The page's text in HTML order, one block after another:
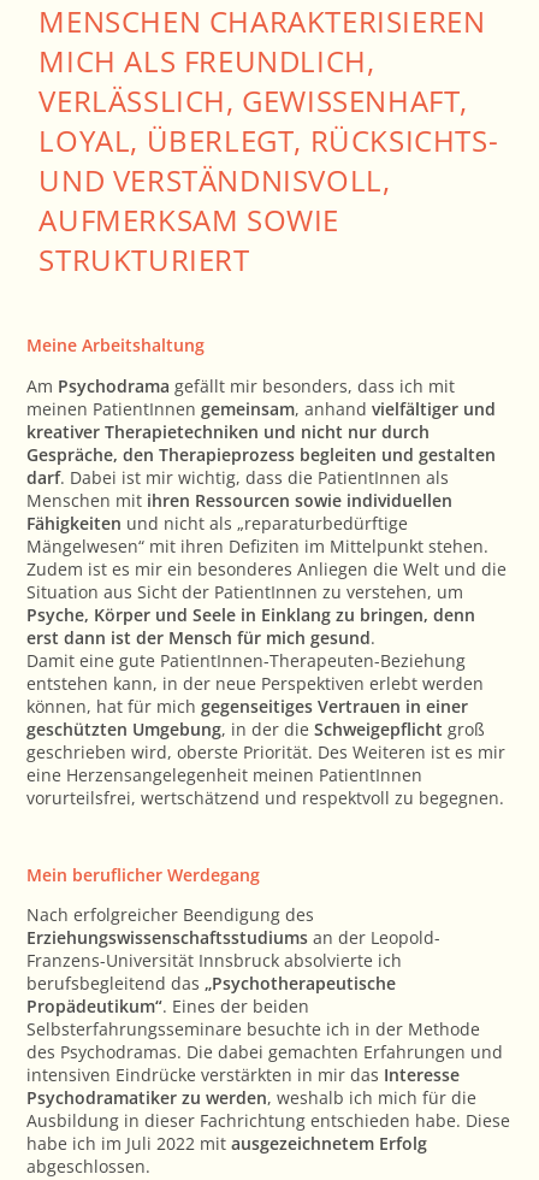
MENSCHEN CHARAKTERISIEREN
MICH ALS FREUNDLICH,
VERLÄSSLICH, GEWISSENHAFT,
LOYAL, ÜBERLEGT, RÜCKSICHTS-
UND VERSTÄNDNISVOLL,
AUFMERKSAM SOWIE
STRUKTURIERT
Meine Arbeitshaltung
Am Psychodrama gefällt mir besonders, dass ich mit
meinen PatientInnengemeinsam, anhandvielfältiger und
kreativer Therapietechniken und nicht nur durch
Gespräche, den Therapieprozess begleiten und gestalten
darf. Dabei ist mir wichtig, dass die PatientInnen als
Menschen mit ihren Ressourcen sowie individuellen
Fähigkeiten und nicht als „reparaturbedürftige
Mängelwesen“ mit ihren Defiziten im Mittelpunkt stehen.
Zudem ist es mir ein besonderes Anliegen die Welt und die
Situation aus Sicht der PatientInnen zu verstehen, um
Psyche, Körper und Seele in Einklang zu bringen, denn
erst dann ist der Mensch für mich gesund.
Damit eine gute PatientInnen-Therapeuten-Beziehung
entstehen kann, in der neue Perspektiven erlebt werden
können, hat für michgegenseitiges Vertrauen in einer
geschützten Umgebung, in der dieSchweigepflicht groß
geschrieben wird, oberste Priorität. Des Weiteren ist es mir
eine Herzensangelegenheit meinen PatientInnen
vorurteilsfrei, wertschätzend und respektvoll zu begegnen.
Mein beruflicher Werdegang
Nach erfolgreicher Beendigung des
Erziehungswissenschaftsstudiumsan der Leopold-
Franzens-Universität Innsbruck absolvierte ich
berufsbegleitend das„Psychotherapeutische
Propädeutikum“. Eines der beiden
Selbsterfahrungsseminare besuchte ich in der Methode
des Psychodramas. Die dabei gemachten Erfahrungen und
intensiven Eindrücke verstärkten in mir das Interesse
Psychodramatiker zu werden, weshalb ich mich für die
Ausbildung in dieser Fachrichtung entschieden habe. Diese
habe ich im Juli 2022 mitausgezeichnetem Erfolg
abgeschlossen.